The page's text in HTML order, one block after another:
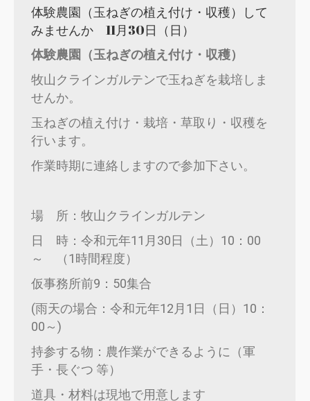
体験農園（玉ねぎの植え付け・収穫）して
みませんか 11月30日（日）
体験農園（玉ねぎの植え付け・収穫）
牧山クラインガルテンで玉ねぎを栽培しま
せんか。
玉ねぎの植え付け・栽培・草取り・収穫を
行います。
作業時期に連絡しますので参加下さい。
場 所：牧山クラインガルテン
日 時：令和元年11月30日（土）10：00
～ （1時間程度）
仮事務所前9：50集合
(雨天の場合：令和元年12月1日（日）10：
00～)
持参する物：農作業ができるように（軍
手・長ぐつ 等）
道具・材料は現地で用意します